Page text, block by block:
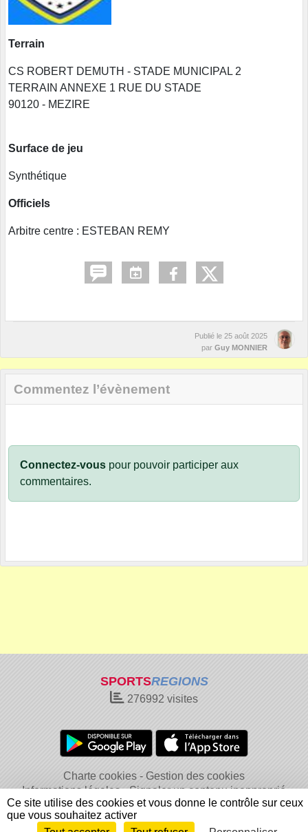
Terrain
CS ROBERT DEMUTH - STADE MUNICIPAL 2
TERRAIN ANNEXE 1 RUE DU STADE
90120 - MEZIRE
Surface de jeu
Synthétique
Officiels
Arbitre centre : ESTEBAN REMY
Publié le 25 août 2025
par Guy MONNIER
Commentez l’évènement
Connectez-vous pour pouvoir participer aux
commentaires.
SPORTSREGIONS
276992 visites
Charte cookies
Gestion des cookies
Informations légales
Signaler un contenu inapproprié
Ce site utilise des cookies et vous donne le contrôle sur ceux
que vous souhaitez activer